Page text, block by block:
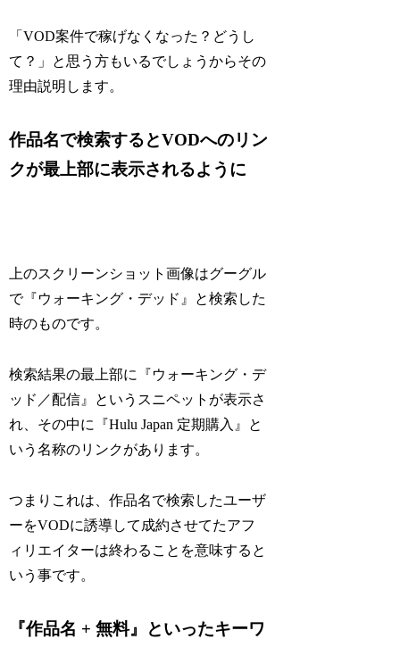
「VOD案件で稼げなくなった？どうし
て？」と思う方もいるでしょうからその
理由説明します。
作品名で検索するとVODへのリン
クが最上部に表示されるように
上のスクリーンショット画像はグーグル
で『ウォーキング・デッド』と検索した
時のものです。
検索結果の最上部に『ウォーキング・デ
ッド／配信』というスニペットが表示さ
れ、その中に『Hulu Japan 定期購入』と
いう名称のリンクがあります。
つまりこれは、作品名で検索したユーザ
ーをVODに誘導して成約させてたアフ
ィリエイターは終わることを意味すると
いう事です。
『作品名 + 無料』といったキーワ